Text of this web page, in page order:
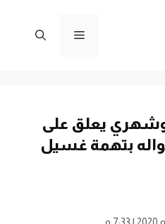
القائمة
يعلق على
بتهمة غسيل